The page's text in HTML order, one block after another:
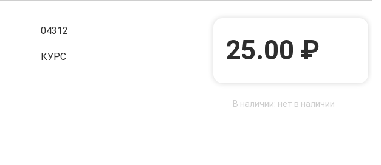
04312
КУРС 25.00 ₽
В наличии: нет в наличии